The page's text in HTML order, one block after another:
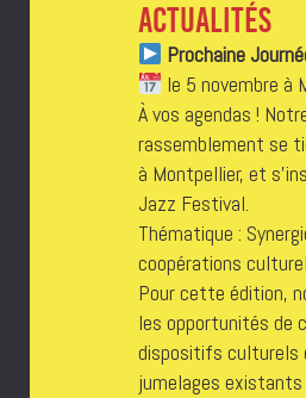
ACTUALITÉS
Prochaine
le 5 novembre à
À vos agendas !
rassemblement se
à Montpellier, et
Jazz Festival.
Thématique :
coopérations
Pour cette édition,
les opportunités de
dispositifs culturels
jumelages existants